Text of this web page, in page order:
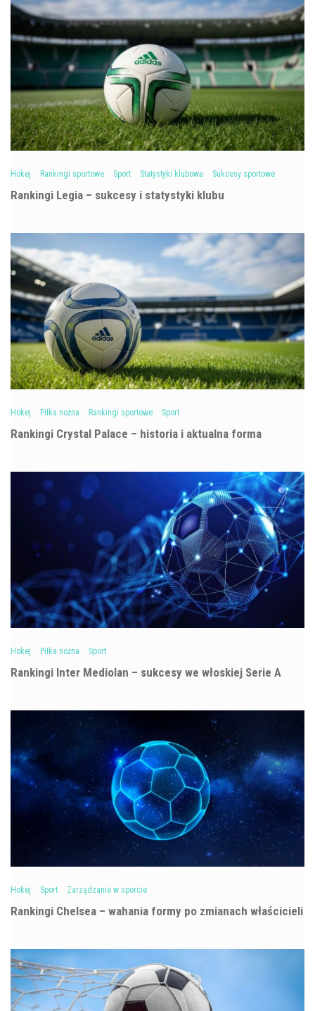
Hokej Rankingi sportowe Sport Statystyki klubowe Sukcesy sportowe
Rankingi Legia – sukcesy i statystyki klubu
Hokej Piłka nożna Rankingi sportowe Sport
Rankingi Crystal Palace – historia i aktualna forma
Hokej Piłka nożna Sport
Rankingi Inter Mediolan – sukcesy we włoskiej Serie A
Hokej Sport Zarządzanie w sporcie
Rankingi Chelsea – wahania formy po zmianach właścicieli